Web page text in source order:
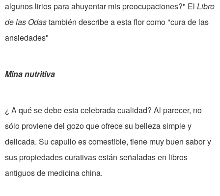
algunos lirios para ahuyentar mis preocupaciones?" El Libro
de las Odastambién describe a esta flor como "cura de las
ansiedades"
Mina nutritiva
¿ A qué se debe esta celebrada cualidad? Al parecer, no
sólo proviene del gozo que ofrece su belleza simple y
delicada. Su capullo es comestible, tiene muy buen sabor y
sus propiedades curativas están señaladas en libros
antiguos de medicina china.